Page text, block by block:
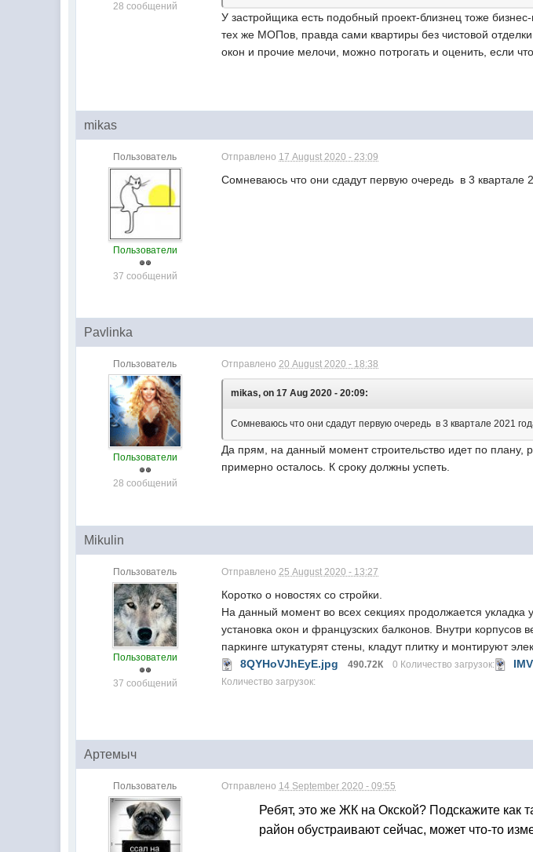
28 сообщений
У застройщика есть подобный проект-близнец тоже
тех же МОПов, правда сами квартиры без чистовой
окон и прочие мелочи, можно потрогать и оценить, если
mikas
Пользователь
Пользователи
37 сообщений
Отправлено 17 August 2020 - 23:09
Сомневаюсь что они сдадут первую очередь в 3 квартале
Pavlinka
Пользователь
Пользователи
28 сообщений
Отправлено20 August 2020 - 18:38
mikas, on 17 Aug 2020 - 20:09:
Сомневаюсь что они сдадут первую очередь в 3 квартале 2021
Да прям, на данный момент строительство идет по
примерно осталось. К сроку должны успеть.
Mikulin
Пользователь
Пользователи
37 сообщений
Отправлено25 August 2020 - 13:27
Коротко о новостях со стройки.
На данный момент во всех секциях продолжается
установка окон и французских балконов. Внутри корпусов
паркинге штукатурят стены, кладут плитку и монтируют
8QYHoVJhEyE.jpg
490.72К 0 Количество загрузок:
Количество загрузок:
Артемыч
Пользователь Отправлено 14 September 2020 - 09:55
Ребят, это же ЖК на Окской? Подскажите как
район обустраивают сейчас, может что-то